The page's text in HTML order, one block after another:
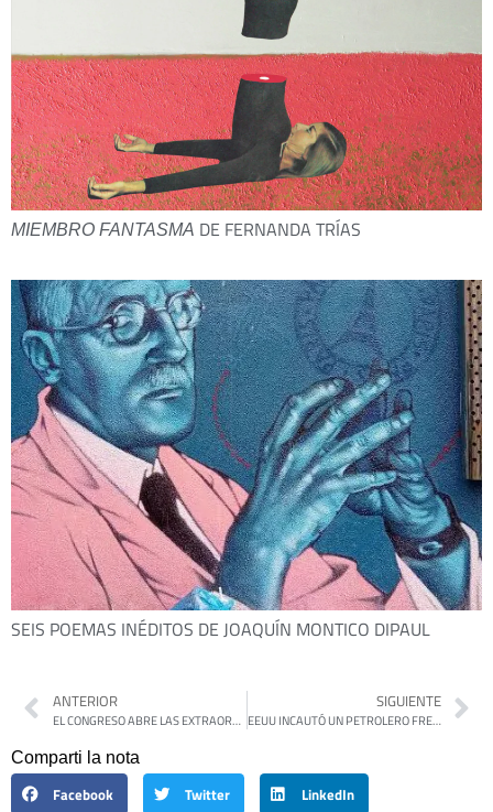
MIEMBRO FANTASMA DE FERNANDA TRÍAS
SEIS POEMAS INÉDITOS DE JOAQUÍN MONTICO DIPAUL
ANTERIOR
EL CONGRESO ABRE LAS EXTRAORDINARIAS CON EL PRESUPUESTO 2026 COMO PRUEBA CLAVE DEL NUEVO MAPA POLÍTICO
SIGUIENTE
EEUU INCAUTÓ UN PETROLERO FRENTE A LAS COSTAS DE VENEZUELA
Comparti la nota
Facebook Twitter LinkedIn